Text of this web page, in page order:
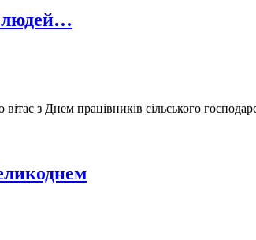
людей…
з Днем працівників сільського